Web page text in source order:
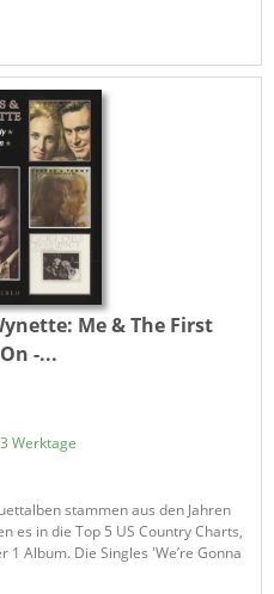
Me & The First
-...
Werktage
stammen aus den Jahren
es in die Top 5 US Country Charts,
Album. Die Singles 'We’re Gonna